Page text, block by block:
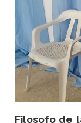
Filosofo de